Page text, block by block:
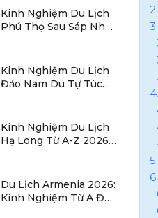
Kinh Nghiệm Du Lịch
Phú Thọ Sau Sáp Nhập
Kinh Nghiệm Du Lịch
Đảo Nam Du Tự Túc
Kinh Nghiệm Du Lịch
Hạ Long Từ A-Z 2026:
Du Lịch Armenia 2026:
Kinh Nghiệm Từ A Đến